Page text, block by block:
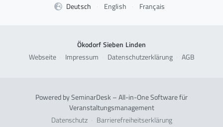
Deutsch · English · Français
Ökodorf Sieben Linden
Webseite
Impressum Datenschutzerklärung AGB
Powered by SeminarDesk – All-in-One Software für
Veranstaltungsmanagement
Datenschutz · Barrierefreiheitserklärung